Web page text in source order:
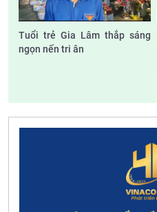
Tuổi trẻ Gia Lâm thắp sáng
ngọn nến tri ân